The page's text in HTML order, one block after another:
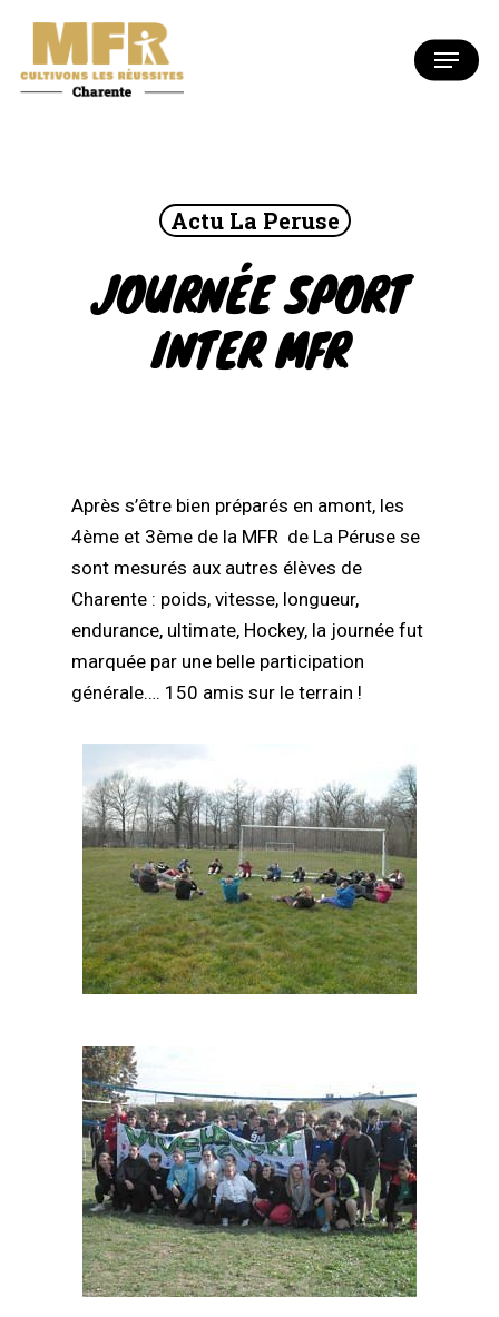
main
Menu
Actu La Peruse
JOURNÉE SPORT
INTER MFR
Après s’être bien préparés en amont, les
4ème et 3ème de la MFR de La Péruse se
sont mesurés aux autres élèves de
Charente : poids, vitesse, longueur,
endurance, ultimate, Hockey, la journée fut
marquée par une belle participation
générale…. 150 amis sur le terrain !
Close